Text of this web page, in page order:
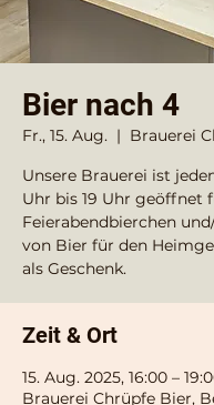
Bier nach 4
Fr., 15. Aug.
  |
Brauerei
Unsere Brauerei ist
Uhr bis 19 Uhr geöffnet
Feierabendbierchen
von Bier für den
als Geschenk.
Zeit & Ort
15. Aug. 2025, 16:00 –
Brauerei Chrüpfe Bier,